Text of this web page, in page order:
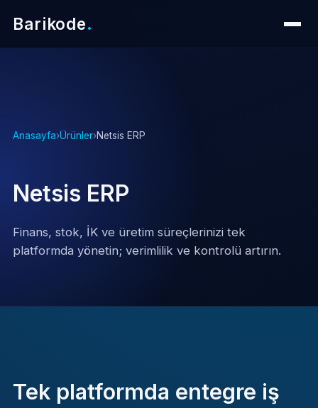
Barikode.
Anasayfa›Ürünler›Netsis ERP
Netsis ERP
Finans, stok, İK ve üretim süreçlerinizi tek
platformda yönetin; verimlilik ve kontrolü artırın.
Tek platformda entegre iş